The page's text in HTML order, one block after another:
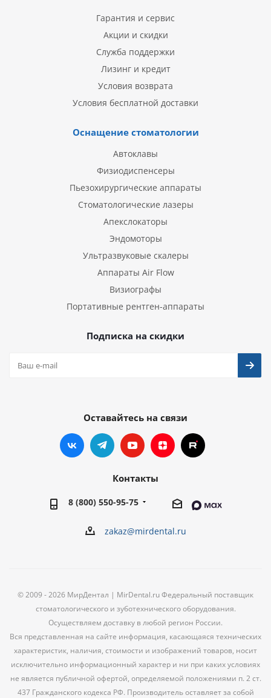
Гарантия и сервис
Акции и скидки
Служба поддержки
Лизинг и кредит
Условия возврата
Условия бесплатной доставки
Оснащение стоматологии
Автоклавы
Физиодиспенсеры
Пьезохирургические аппараты
Стоматологические лазеры
Апекслокаторы
Эндомоторы
Ультразвуковые скалеры
Аппараты Air Flow
Визиографы
Портативные рентген-аппараты
Подписка на скидки
Оставайтесь на связи
Контакты
8 (800) 550-95-75
zakaz@mirdental.ru
© 2009 - 2026 МирДентал | MirDental.ru Федеральный поставщик
стоматологического и зуботехнического оборудования.
Осуществляем доставку в любой регион России.
Вся представленная на сайте информация, касающаяся технических
характеристик, наличия, стоимости и изображений товаров, носит
исключительно информационный характер и ни при каких условиях
не является публичной офертой, определяемой положениями п. 2 ст.
437 Гражданского кодекса РФ. Производитель оставляет за собой